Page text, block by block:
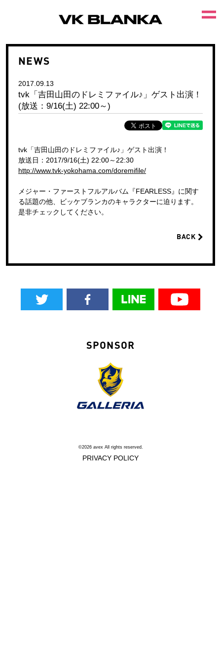
NEWS
2017.09.13
tvk「吉田山田のドレミファイル♪」ゲスト出演！
(放送：9/16(土) 22:00～)
tvk「吉田山田のドレミファイル♪」ゲスト出演！
放送日：2017/9/16(土) 22:00～22:30
http://www.tvk-yokohama.com/doremifile/
メジャー・ファーストフルアルバム『FEARLESS』に関す
る話題の他、ビッケブランカのキャラクターに迫ります。
是非チェックしてください。
BACK
SPONSOR
©2026 avex All rights reserved.
PRIVACY POLICY